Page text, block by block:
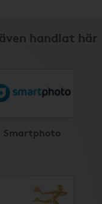
handlat här
Smartphoto